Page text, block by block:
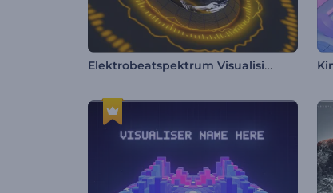
Elektrobeatspektrum Visualisierer